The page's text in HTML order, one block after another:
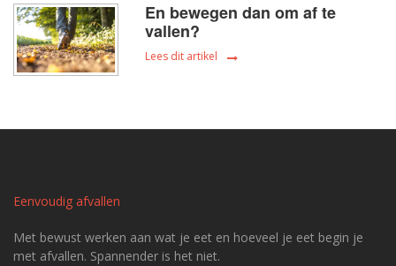
En bewegen dan om af te
vallen?
Lees dit artikel
Eenvoudig afvallen
Met bewust werken aan wat je eet en hoeveel je eet begin je
met afvallen. Spannender is het niet.